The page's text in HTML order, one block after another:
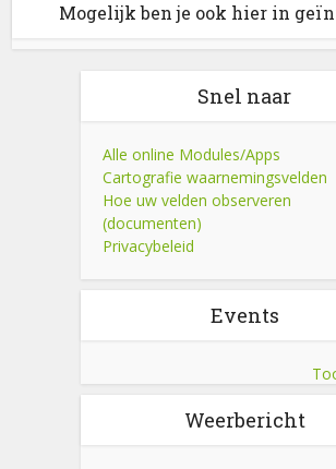
Mogelijk ben je ook hier in
Snel naar
Alle online Modules/Apps
Cartografie waarnemingsvelden
Hoe uw velden observeren
(documenten)
Privacybeleid
Events
Weerbericht